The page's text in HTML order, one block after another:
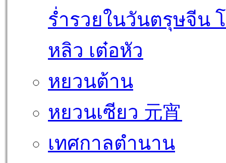
ร่ำรวยในวันตรุษจีน
หลิว เต๋อหัว
หยวนต้าน
หยวนเซียว 元宵
เทศกาลตำนาน